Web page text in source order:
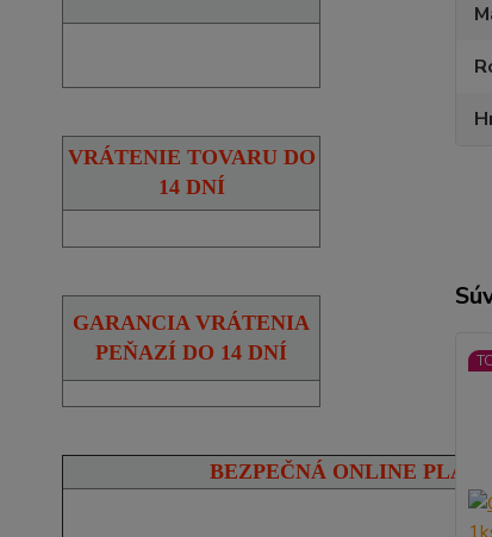
VRÁTENIE TOVARU DO
14 DNÍ
GARANCIA VRÁTENIA
PEŇAZÍ DO 14 DNÍ
BEZPEČNÁ ONLINE